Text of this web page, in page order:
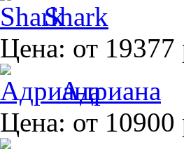
Shark
Цена: от 19377
Адриана
Цена: от 10900